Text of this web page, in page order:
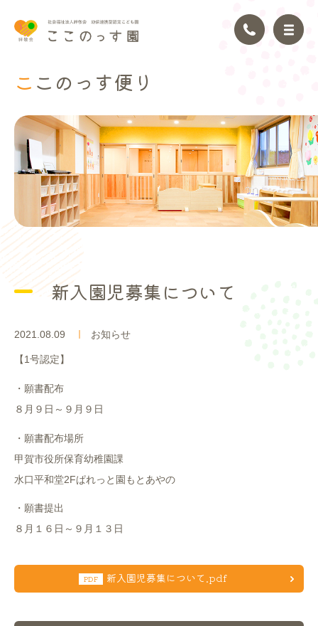
トップページ
園の理念
園の紹介
園の生活
アクセス
入園案内
採用情報
ここのっす便り
ここのっ す便り
​新入園児募集について
2021.08.09 お知らせ
【1号認定】
・願書配布
８月９日～９月９日
・願書配布場所
甲賀市役所保育幼稚園課
水口平和堂2Fぱれっと園もとあやの
・願書提出
​８月１６日～９月１３日
PDF 新入園児募集について.pdf